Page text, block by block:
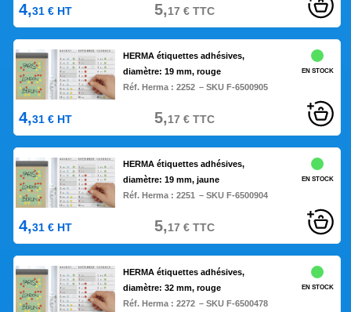
4,31 € HT 5,17 €TTC
HERMA étiquettes adhésives,
diamètre: 19 mm, rouge
Réf. Herma :2252 – SKU F-6500905
EN STOCK
4,31 € HT 5,17 €TTC
HERMA étiquettes adhésives,
diamètre: 19 mm, jaune
Réf. Herma :2251 – SKU F-6500904
EN STOCK
4,31 € HT 5,17 €TTC
HERMA étiquettes adhésives,
diamètre: 32 mm, rouge
Réf. Herma :2272 – SKU F-6500478
EN STOCK